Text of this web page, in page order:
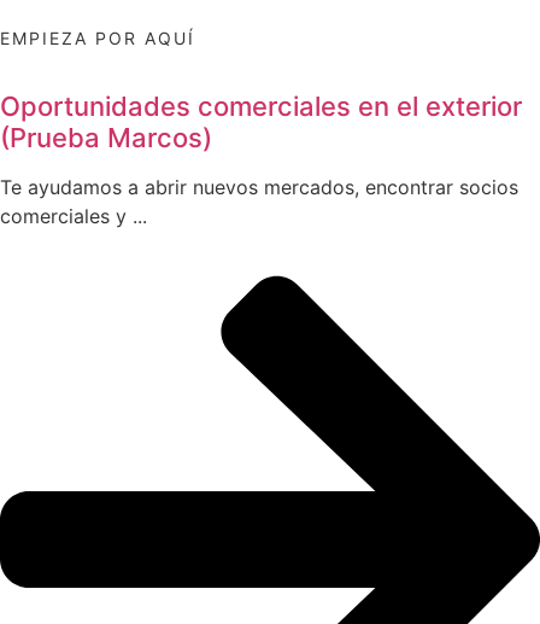
EMPIEZA POR AQUÍ
Oportunidades comerciales en el exterior
(Prueba Marcos)
Te ayudamos a abrir nuevos mercados, encontrar socios
comerciales y ...